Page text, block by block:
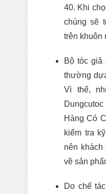
40. Khi
chúng sẽ
trên khuôn
Bộ tóc giả
thường
Vì thế,
Hàng Có
kiểm tra
nên khách
về sản
Do chế